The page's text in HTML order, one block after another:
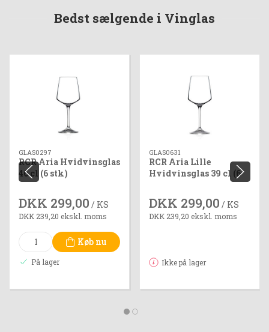
Bedst sælgende i Vinglas
GLAS0297
RCR Aria Hvidvinsglas
46 cl (6 stk)
DKK 299,00 / KS
DKK 239,20 ekskl. moms
Køb nu
På lager
GLAS0631
RCR Aria Lille
Hvidvinsglas 39 cl (6
DKK 299,00 / KS
DKK 239,20 ekskl. moms
Ikke på lager